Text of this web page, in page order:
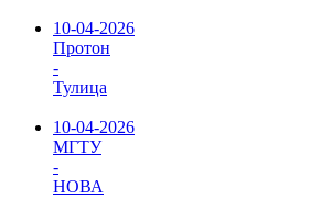
10-04-2026
Протон
-
Тулица
10-04-2026
МГТУ
-
НОВА